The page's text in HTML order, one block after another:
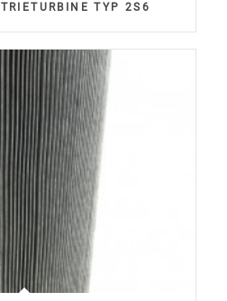
TYP 2S6